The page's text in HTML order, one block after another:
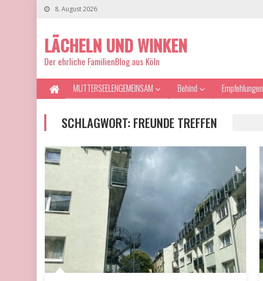
8. August 2026
LÄCHELN UND WINKEN
Der ehrliche FamilienBlog aus Köln
MUTTERSEELENGEMEINSAM Behind Empfehlungen
SCHLAGWORT:FREUNDE TREFFEN